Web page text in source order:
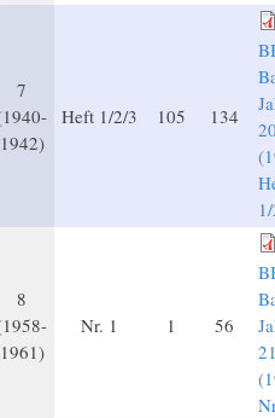
7
1942)
Heft 1/2/3 105 134
8
1961)
Nr. 1 1 56